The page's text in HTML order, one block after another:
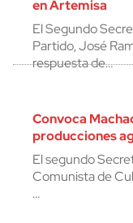
en Artemisa
El Segundo
Partido, José
respuesta de…
Convoca
producciones
El segundo
Comunista de
…